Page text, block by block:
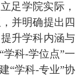
足学院实际，
并明确提出四
升学科内涵与
科-学位点”一
“学科-专业”协